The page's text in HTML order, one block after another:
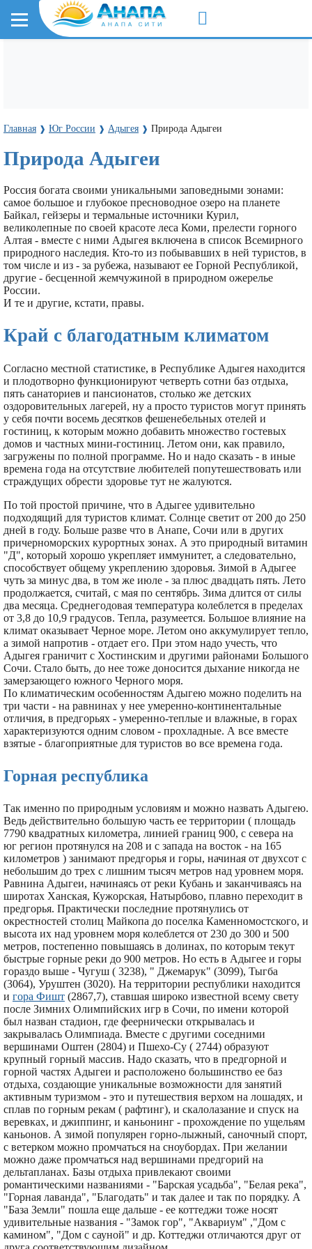
Главная ❱ Юг России ❱ Адыгея ❱ Природа Адыгеи
Природа Адыгеи
Россия богата своими уникальными заповедными зонами:
самое большое и глубокое пресноводное озеро на планете
Байкал, гейзеры и термальные источники Курил,
великолепные по своей красоте леса Коми, прелести горного
Алтая - вместе с ними Адыгея включена в список Всемирного
природного наследия. Кто-то из побывавших в ней туристов, в
том числе и из - за рубежа, называют ее Горной Республикой,
другие - бесценной жемчужиной в природном ожерелье
России.
И те и другие, кстати, правы.
Край с благодатным климатом
Согласно местной статистике, в Республике Адыгея находится
и плодотворно функционируют четверть сотни баз отдыха,
пять санаториев и пансионатов, столько же детских
оздоровительных лагерей, ну а просто туристов могут принять
у себя почти восемь десятков фешенебельных отелей и
гостиниц, к которым можно добавить множество гостевых
домов и частных мини-гостиниц. Летом они, как правило,
загружены по полной программе. Но и надо сказать - в иные
времена года на отсутствие любителей попутешествовать или
страждущих обрести здоровье тут не жалуются.
По той простой причине, что в Адыгее удивительно
подходящий для туристов климат. Солнце светит от 200 до 250
дней в году. Больше разве что в Анапе, Сочи или в других
причерноморских курортных зонах. А это природный витамин
"Д", который хорошо укрепляет иммунитет, а следовательно,
способствует общему укреплению здоровья. Зимой в Адыгее
чуть за минус два, в том же июле - за плюс двадцать пять. Лето
продолжается, считай, с мая по сентябрь. Зима длится от силы
два месяца. Среднегодовая температура колеблется в пределах
от 3,8 до 10,9 градусов. Тепла, разумеется. Большое влияние на
климат оказывает Черное море. Летом оно аккумулирует тепло,
а зимой напротив - отдает его. При этом надо учесть, что
Адыгея граничит с Хостинским и другими районами Большого
Сочи. Стало быть, до нее тоже доносится дыхание никогда не
замерзающего южного Черного моря.
По климатическим особенностям Адыгею можно поделить на
три части - на равнинах у нее умеренно-континентальные
отличия, в предгорьях - умеренно-теплые и влажные, в горах
характеризуются одним словом - прохладные. А все вместе
взятые - благоприятные для туристов во все времена года.
Горная республика
Так именно по природным условиям и можно назвать Адыгею.
Ведь действительно большую часть ее территории ( площадь
7790 квадратных километра, линией границ 900, с севера на
юг регион протянулся на 208 и с запада на восток - на 165
километров ) занимают предгорья и горы, начиная от двухсот с
небольшим до трех с лишним тысяч метров над уровнем моря.
Равнина Адыгеи, начинаясь от реки Кубань и заканчиваясь на
широтах Ханская, Кужорская, Натырбово, плавно переходит в
предгорья. Практически последние протянулись от
окрестностей столиц Майкопа до поселка Каменномостского, и
высота их над уровнем моря колеблется от 230 до 300 и 500
метров, постепенно повышаясь в долинах, по которым текут
быстрые горные реки до 900 метров. Но есть в Адыгее и горы
гораздо выше - Чугуш ( 3238), " Джемарук" (3099), Тыгба
(3064), Уруштен (3020). На территории республики находится
и гора Фишт (2867,7), ставшая широко известной всему свету
после Зимних Олимпийских игр в Сочи, по имени которой
был назван стадион, где феернически открывалась и
закрывалась Олимпиада. Вместе с другими соседними
вершинами Оштен (2804) и Пшехо-Су ( 2744) образуют
крупный горный массив. Надо сказать, что в предгорной и
горной частях Адыгеи и расположено большинство ее баз
отдыха, создающие уникальные возможности для занятий
активным туризмом - это и путешествия верхом на лошадях, и
сплав по горным рекам ( рафтинг), и скалолазание и спуск на
веревках, и джиппинг, и каньонинг - прохождение по ущельям
каньонов. А зимой популярен горно-лыжный, саночный спорт,
с ветерком можно промчаться на сноубордах. При желании
можно даже промчаться над вершинами предгорий на
дельтапланах. Базы отдыха привлекают своими
романтическими названиями - "Барская усадьба", "Белая река",
"Горная лаванда", "Благодать" и так далее и так по порядку. А
"База Земли" пошла еще дальше - ее коттеджи тоже носят
удивительные названия - "Замок гор", "Аквариум" ,"Дом с
камином", "Дом с сауной" и др. Коттеджи отличаются друг от